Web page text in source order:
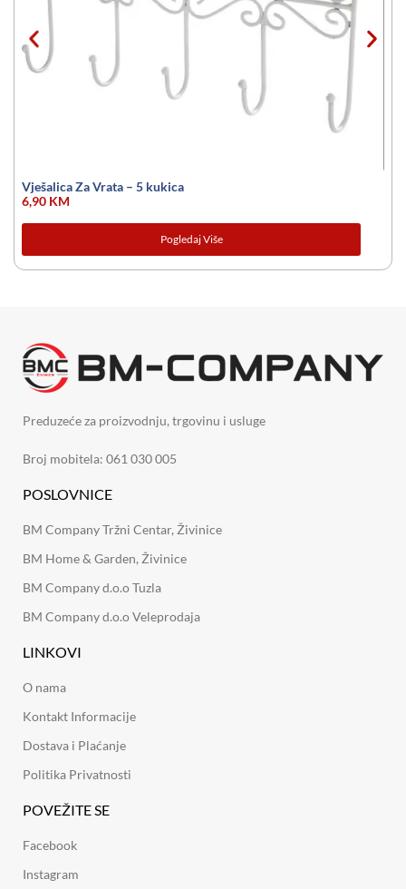
Vješalica Za Vrata – 5 kukica
6,90 KM
Pogledaj Više
Preduzeće za proizvodnju, trgovinu i usluge
Broj mobitela: 061 030 005
POSLOVNICE
BM Company Tržni Centar, Živinice
BM Home & Garden, Živinice
BM Company d.o.o Tuzla
BM Company d.o.o Veleprodaja
LINKOVI
O nama
Kontakt Informacije
Dostava i Plaćanje
Politika Privatnosti
POVEŽITE SE
Facebook
Instagram